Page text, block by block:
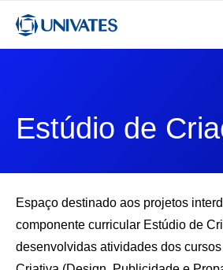
Estúdio de
Espaço destinado aos projetos
componente curricular Estúdio de
desenvolvidas atividades dos